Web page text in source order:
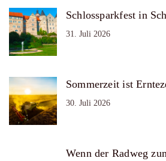
Schlossparkfest in
31. Juli 2026
Sommerzeit ist
30. Juli 2026
Wenn der Radweg